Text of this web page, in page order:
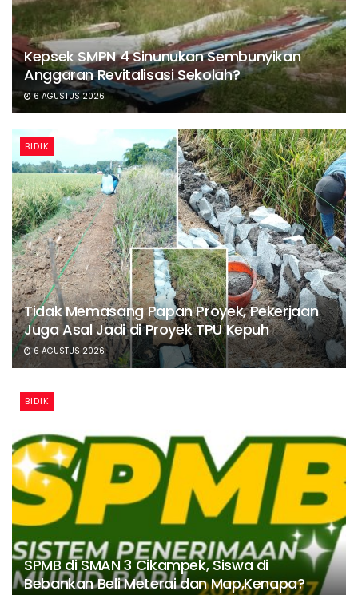
Kepsek SMPN 4 Sinunukan Sembunyikan
Anggaran Revitalisasi Sekolah?
6 AGUSTUS 2026
BIDIK
Tidak Memasang Papan Proyek, Pekerjaan
Juga Asal Jadi di Proyek TPU Kepuh
6 AGUSTUS 2026
BIDIK
SPMB di SMAN 3 Cikampek, Siswa di
Bebankan Beli Meterai dan Map,Kenapa?